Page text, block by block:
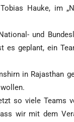
Hau­ke, im
und
es geplant, ein
in Raja­sthan
so vie­le Teams
wir mit dem